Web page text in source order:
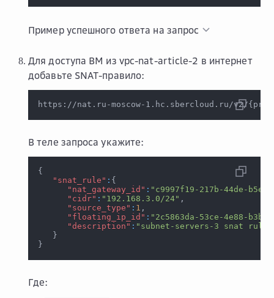
Пример успешного ответа на запрос
Для доступа ВМ из vpc-nat-article-2 в интернет
добавьте SNAT-правило:
https://nat.ru-moscow-1.hc.sbercloud.ru/v2/{
В теле запроса укажите:
{
"snat_rule" : {
"nat_gateway_id" : "c9997f19-217b-44de-
"cidr" : "192.168.3.0/24" ,
"source_type" : 1 ,
"floating_ip_id" : "2c5863da-53ce-4e88-b3b1-
"description" : "subnet-servers-3 snat rule"
}
}
Где: